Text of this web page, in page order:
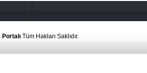
Tüm Hakları Saklıdır.